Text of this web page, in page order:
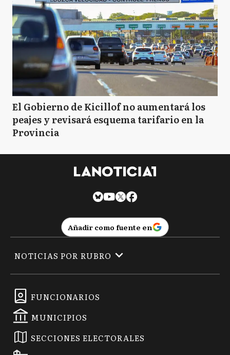
El Gobierno de Kicillof no aumentará los
peajes y revisará esquema tarifario en la
Provincia
Añadir como fuente en
FUNCIONARIOS
MUNICIPIOS
SECCIONES ELECTORALES
NOTICIAS POR RUBRO